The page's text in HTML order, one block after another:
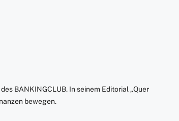
BANKINGCLUB. In seinem Editorial „Quer
bewegen.